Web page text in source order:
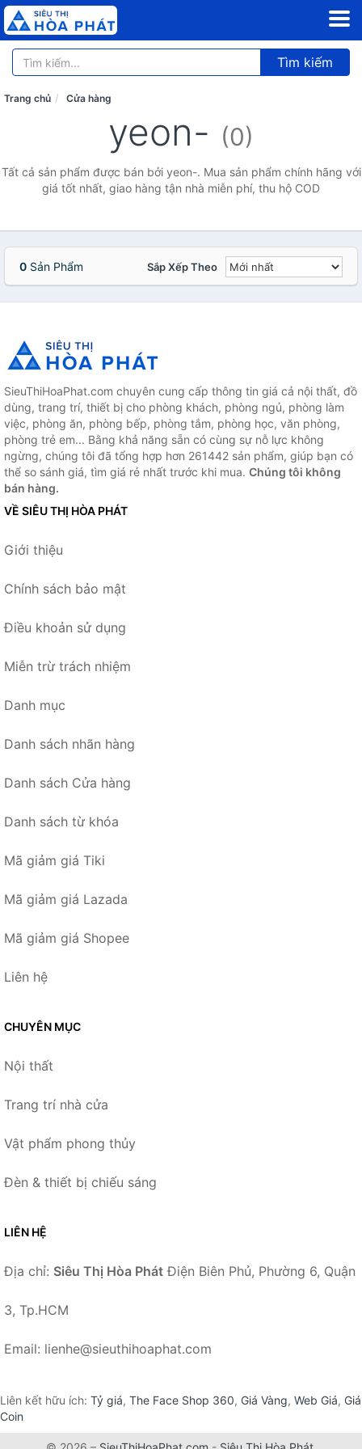
Tìm kiếm
Trang chủ Cửa hàng
yeon- (0)
Tất cả sản phẩm được bán bởi yeon-. Mua sản phẩm chính hãng với
giá tốt nhất, giao hàng tận nhà miễn phí, thu hộ COD
0 Sản Phẩm Sắp Xếp Theo
SieuThiHoaPhat.com chuyên cung cấp thông tin giá cả nội thất, đồ
dùng, trang trí, thiết bị cho phòng khách, phòng ngủ, phòng làm
việc, phòng ăn, phòng bếp, phòng tắm, phòng học, văn phòng,
phòng trẻ em... Bằng khả năng sẵn có cùng sự nỗ lực không
ngừng, chúng tôi đã tổng hợp hơn 261442 sản phẩm, giúp bạn có
thể so sánh giá, tìm giá rẻ nhất trước khi mua. Chúng tôi không
bán hàng.
VỀ SIÊU THỊ HÒA PHÁT
Giới thiệu
Chính sách bảo mật
Điều khoản sử dụng
Miễn trừ trách nhiệm
Danh mục
Danh sách nhãn hàng
Danh sách Cửa hàng
Danh sách từ khóa
Mã giảm giá Tiki
Mã giảm giá Lazada
Mã giảm giá Shopee
Liên hệ
CHUYÊN MỤC
Nội thất
Trang trí nhà cửa
Vật phẩm phong thủy
Đèn & thiết bị chiếu sáng
LIÊN HỆ
Địa chỉ: Siêu Thị Hòa Phát Điện Biên Phủ, Phường 6, Quận
3, Tp.HCM
Email: lienhe@sieuthihoaphat.com
Liên kết hữu ích: Tỷ giá, The Face Shop 360, Giá Vàng, Web Giá, Giá
Coin